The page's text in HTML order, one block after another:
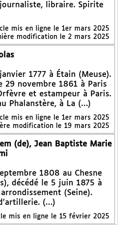
journaliste, libraire. Spirite
mis en ligne le 1er mars 2025
modification le 2 mars 2025
1777 à Étain (Meuse).
29 novembre 1861 à Paris
et estampeur à Paris.
Phalanstère, à La (…)
mis en ligne le 1er mars 2025
modification le 19 mars 2025
(de), Jean Baptiste Marie
1808 au Chesne
décédé le 5 juin 1875 à
arrondissement (Seine).
(…)
mis en ligne le 15 février 2025